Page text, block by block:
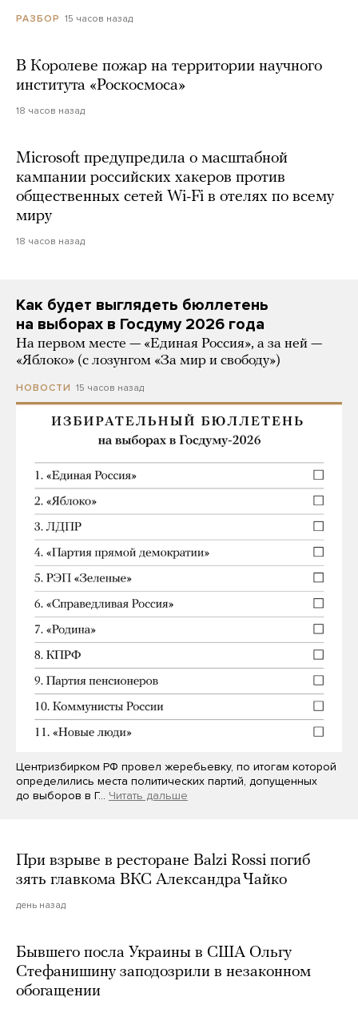
РАЗБОР 15 часов назад
В Королеве пожар на территории научного
института «Роскосмоса»
18 часов назад
Microsoft предупредила о масштабной
кампании российских хакеров против
общественных сетей Wi-Fi в отелях по всему
миру
18 часов назад
Как будет выглядеть бюллетень
на выборах в Госдуму 2026 года
На первом месте — «Единая Россия», а за ней —
«Яблоко» (с лозунгом «За мир и свободу»)
НОВОСТИ 15 часов назад
Центризбирком РФ провел жеребьевку, по итогам которой
определились места политических партий, допущенных
до выборов в Г… Читать дальше
При взрыве в ресторане Balzi Rossi погиб
зять главкома ВКС Александра Чайко
день назад
Бывшего посла Украины в США Ольгу
Стефанишину заподозрили в незаконном
обогащении